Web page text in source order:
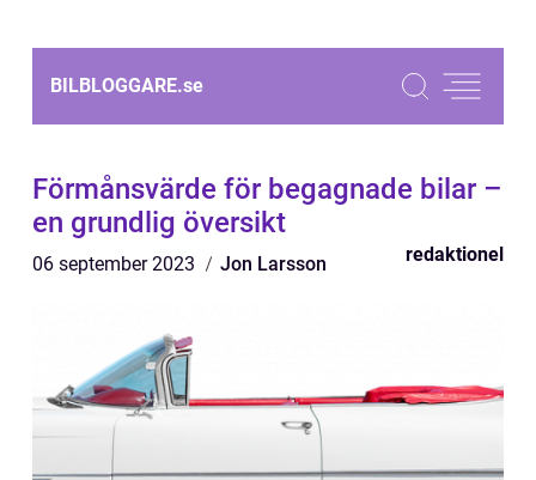
BILBLOGGARE.se
Förmånsvärde för begagnade bilar –
en grundlig översikt
06 september 2023 Jon Larsson redaktionel